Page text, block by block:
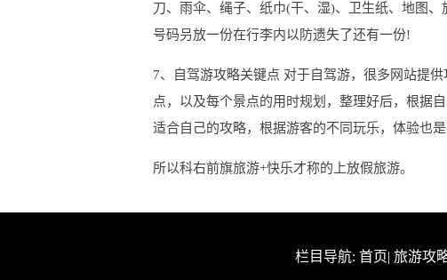
刀、雨伞、绳子、纸巾(干、湿)、卫生纸、地图
号码叧放一份在行李内以防遗失了还有一份!
7、自驾游攻略关键点 对于自驾游，很多网站提
点，以及每个景点的用时规划，整理好后，根据
适合自己的攻略，根据游客的不同玩乐，体验也
所以科右前旗旅游+快乐才称的上放假旅游。
栏目导航: 首页| 旅游攻